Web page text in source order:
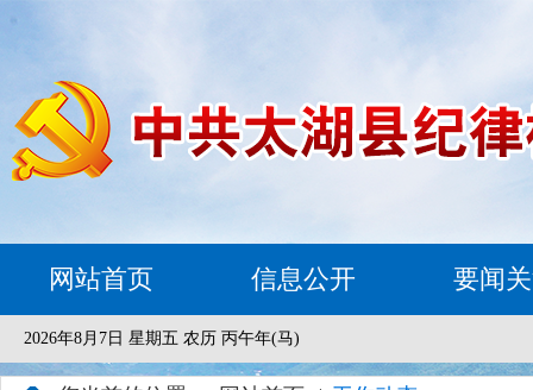
网站首页 信息公开 要闻
2026年8月7日 星期五 农历 丙午年(马)